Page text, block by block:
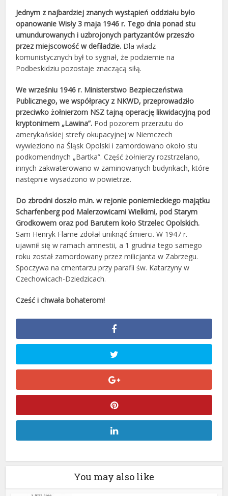
Jednym z najbardziej znanych wystąpień oddziału było
opanowanie Wisły 3 maja 1946 r. Tego dnia ponad stu
umundurowanych i uzbrojonych partyzantów przeszło
przez miejscowość w defiladzie. Dla władz
komunistycznych był to sygnał, że podziemie na
Podbeskidziu pozostaje znaczącą siłą.
We wrześniu 1946 r. Ministerstwo Bezpieczeństwa
Publicznego, we współpracy z NKWD, przeprowadziło
przeciwko żołnierzom NSZ tajną operację likwidacyjną pod
kryptonimem „Lawina”. Pod pozorem przerzutu do
amerykańskiej strefy okupacyjnej w Niemczech
wywieziono na Śląsk Opolski i zamordowano około stu
podkomendnych „Bartka”. Część żołnierzy rozstrzelano,
innych zakwaterowano w zaminowanych budynkach, które
następnie wysadzono w powietrze.
Do zbrodni doszło m.in. w rejonie poniemieckiego majątku
Scharfenberg pod Malerzowicami Wielkimi, pod Starym
Grodkowem oraz pod Barutem koło Strzelec Opolskich.
Sam Henryk Flame zdołał uniknąć śmierci. W 1947 r.
ujawnił się w ramach amnestii, a 1 grudnia tego samego
roku został zamordowany przez milicjanta w Zabrzegu.
Spoczywa na cmentarzu przy parafii św. Katarzyny w
Czechowicach-Dziedzicach.
Cześć i chwała bohaterom!
You may also like